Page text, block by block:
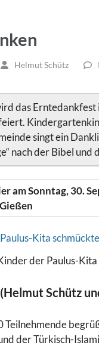
Helmut Schütz
das Erntedankfest
singt ein
nach der Bibel
am Sonntag, 30.
der Paulus-
Schütz
Teilnehmende
der Türkisch-